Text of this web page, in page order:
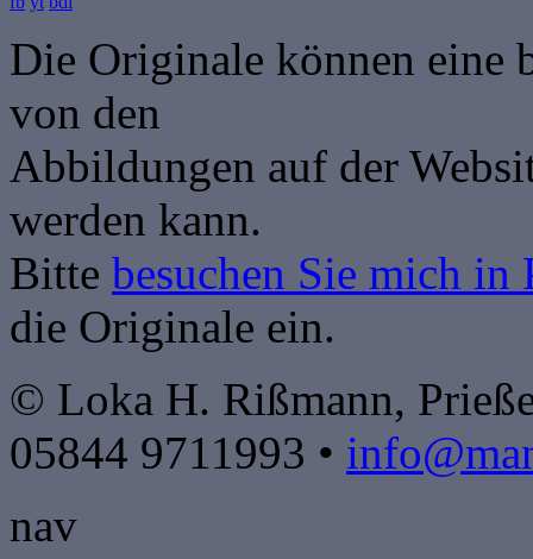
Die Originale können eine
von den
Abbildungen auf der
werden kann.
Bitte besuchen Sie mich in
die Originale ein.
© Loka H. Rißmann,
05844 9711993 •
nav